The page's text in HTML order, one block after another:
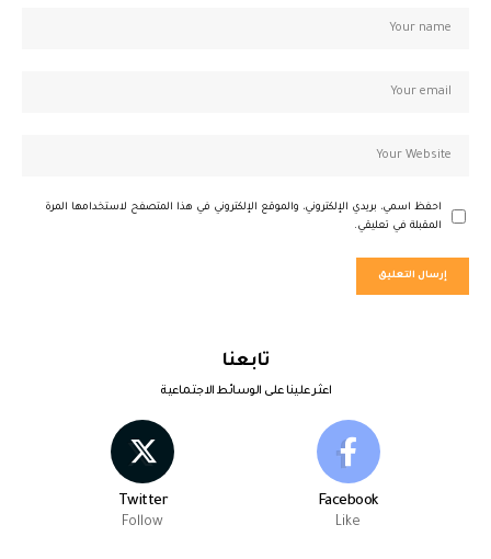
احفظ اسمي، بريدي الإلكتروني، والموقع الإلكتروني في هذا المتصفح لاستخدامها المرة
المقبلة في تعليقي.
تابعنا
اعثر علينا على الوسائط الاجتماعية
Facebook
Like
Twitter
Follow